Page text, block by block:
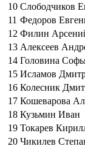
10 Слободчиков
11 Федоров
12 Филин
13 Алексеев
14 Головина
15 Исламов
16 Колесник
17 Кошеварова
18 Кузьмин Иван
19 Токарев
20 Чикилев